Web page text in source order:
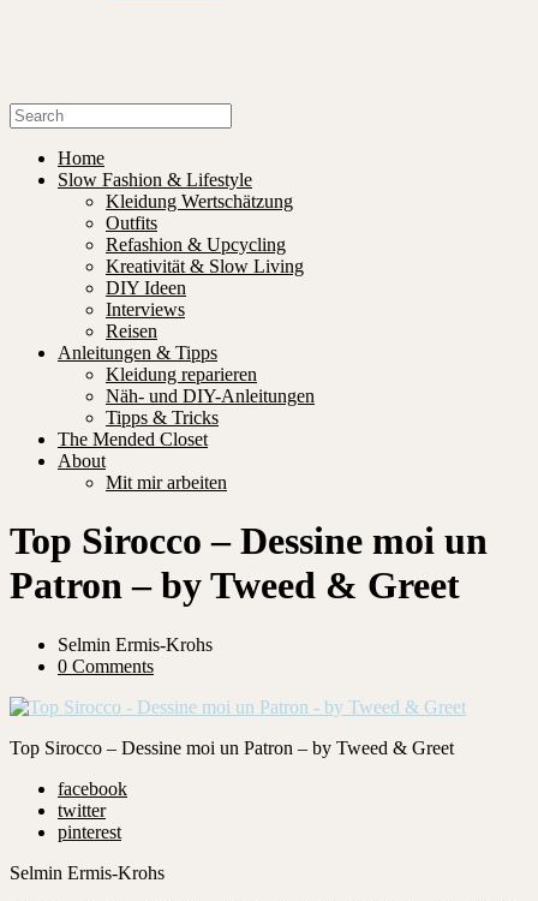
Home
Slow Fashion & Lifestyle
Kleidung Wertschätzung
Outfits
Refashion & Upcycling
Kreativität & Slow Living
DIY Ideen
Interviews
Reisen
Anleitungen & Tipps
Kleidung reparieren
Näh- und DIY-Anleitungen
Tipps & Tricks
The Mended Closet
About
Mit mir arbeiten
Top Sirocco – Dessine moi un
Patron – by Tweed & Greet
Selmin Ermis-Krohs
0 Comments
Top Sirocco – Dessine moi un Patron – by Tweed & Greet
facebook
twitter
pinterest
Selmin Ermis-Krohs